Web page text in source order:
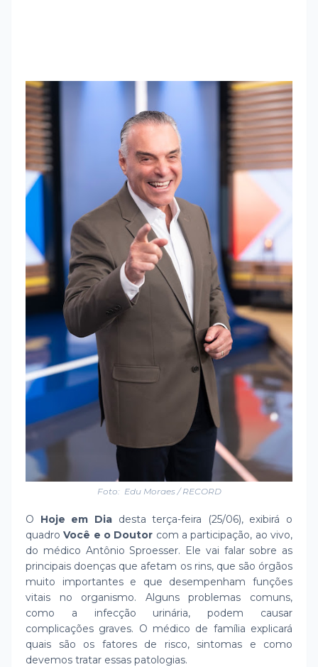
Foto: Edu Moraes / RECORD
O Hoje em Dia desta terça-feira (25/06), exibirá o
quadroVocê e o Doutor com a participação, ao vivo,
do médico Antônio Sproesser. Ele vai falar sobre as
principais doenças que afetam os rins, que são órgãos
muito importantes e que desempenham funções
vitais no organismo. Alguns problemas comuns,
como a infecção urinária, podem causar
complicações graves. O médico de família explicará
quais são os fatores de risco, sintomas e como
devemos tratar essas patologias.